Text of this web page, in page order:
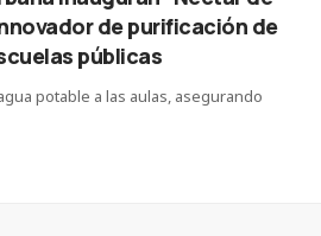
de purificación de
públicas
potable a las aulas, asegurando